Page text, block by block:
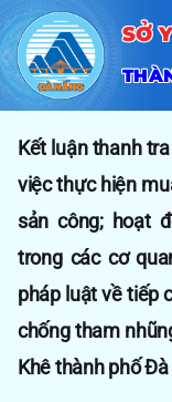
SỞ
Kết luận thanh
việc thực hiện
sản công; hoạt
trong các cơ
pháp luật về tiếp
chống tham
Khê thành phố